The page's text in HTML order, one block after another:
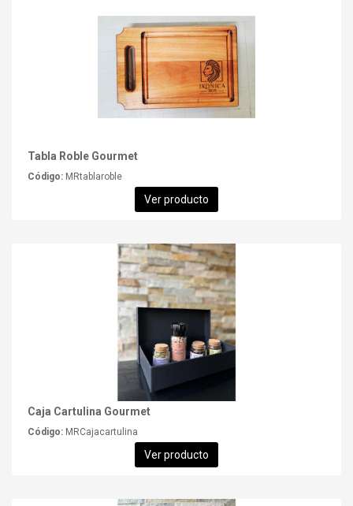
Tabla Roble Gourmet
Código: MRtablaroble
Ver producto
Caja Cartulina Gourmet
Código: MRCajacartulina
Ver producto